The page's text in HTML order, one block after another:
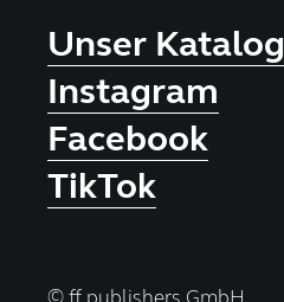
Unser Katalog
Instagram
Facebook
TikTok